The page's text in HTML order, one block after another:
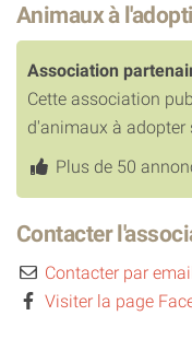
Animaux à
Association
Cette association
d'animaux à adopter
Plus de 50
Contacter
Contacter par
Visiter la page